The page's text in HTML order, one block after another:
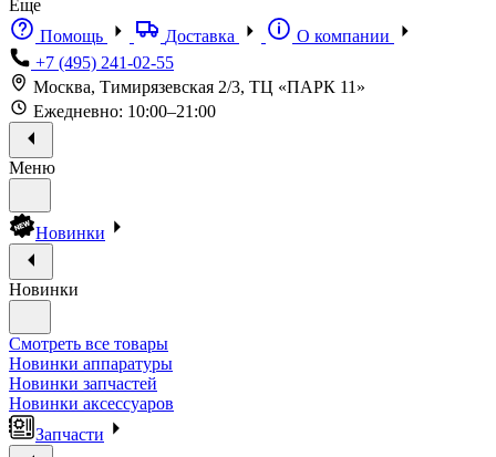
Еще
Помощь
Доставка
О компании
+7 (495) 241-02-55
Москва, Тимирязевская 2/3, ТЦ «ПАРК 11»
Ежедневно: 10:00–21:00
Меню
Новинки
Новинки
Смотреть все товары
Новинки аппаратуры
Новинки запчастей
Новинки аксессуаров
Запчасти